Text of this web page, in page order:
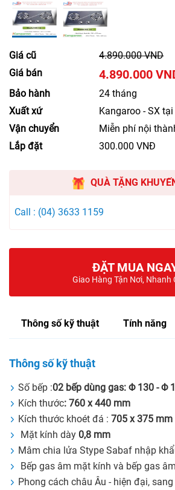
Giá cũ
4.890.000 VND
Giá bán
4.890.000
Bảo hành
24 tháng
Xuất xứ
Kangaroo - SX
Vận chuyển
Miễn phí nội
Lắp đặt
300.000 VNĐ
QUÀ TẶNG
Call : (04) 3633 1159
ĐẶT MUA
Giao Hàng Tận Nơi, Nhanh
Thông số kỹ thuật Tính năng
Thông số kỹ thuật
Số bếp :02 bếp dùng gas: Φ 130 - Φ
Kích thước: 760 x 440 mm
Kích thước khoét đá : 705 x 375 mm
Mặt kính dày 0,8 mm
Mâm chia lửa Stype Sabaf nhập
Bếp gas âm mặt kính và bếp gas
Phong cách châu Âu - hiện đại,